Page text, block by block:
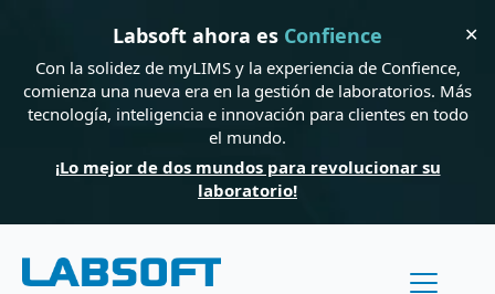
Labsoft ahora es Confience
Con la solidez de myLIMS y la experiencia de Confience,
comienza una nueva era en la gestión de laboratorios. Más
tecnología, inteligencia e innovación para clientes en todo
el mundo.
¡Lo mejor de dos mundos para revolucionar su
laboratorio!
✕